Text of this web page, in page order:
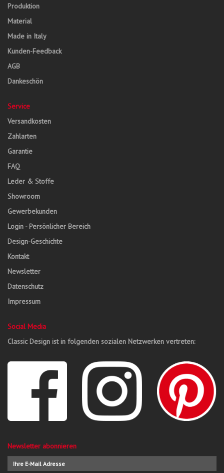
Produktion
Material
Made in Italy
Kunden-Feedback
AGB
Dankeschön
Service
Versandkosten
Zahlarten
Garantie
FAQ
Leder & Stoffe
Showroom
Gewerbekunden
Login - Persönlicher Bereich
Design-Geschichte
Kontakt
Newsletter
Datenschutz
Impressum
Social Media
Classic Design ist in folgenden sozialen Netzwerken vertreten:
Newsletter abonnieren